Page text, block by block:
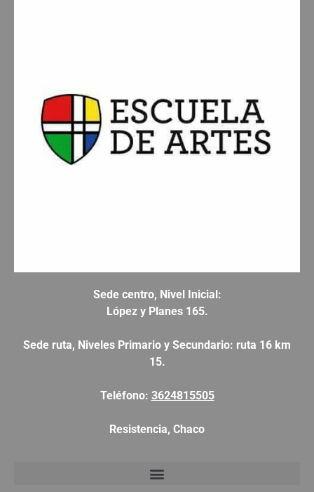
Sede centro, Nivel Inicial:
López y Planes 165.
Sede ruta, Niveles Primario y Secundario: ruta 16 km
15.
Teléfono: 3624815505
Resistencia, Chaco